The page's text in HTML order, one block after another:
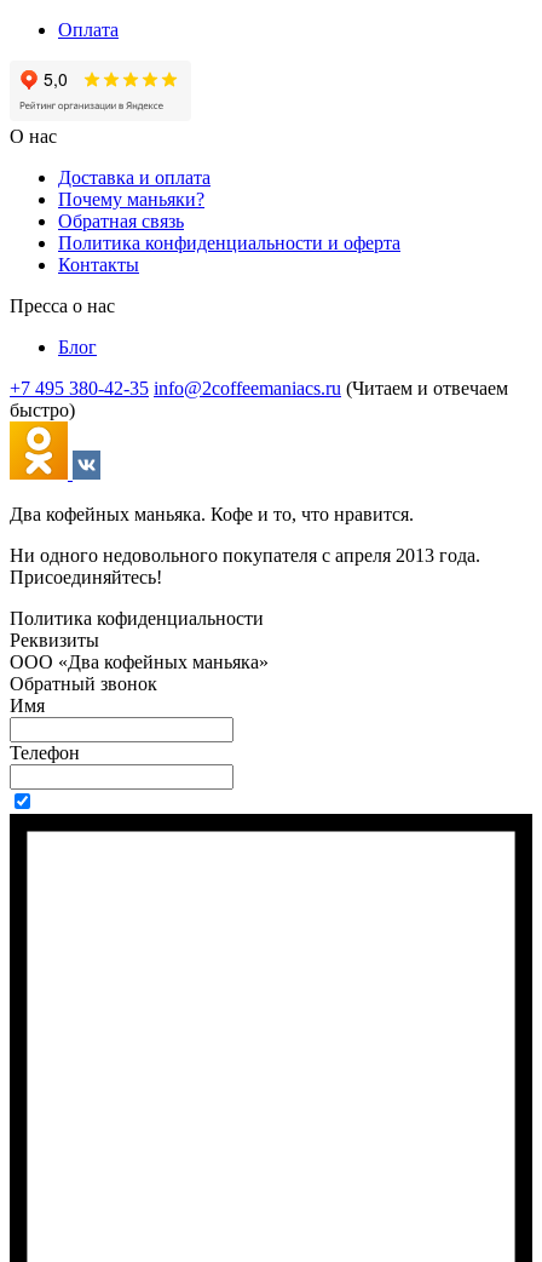
Оплата
О нас
Доставка и оплата
Почему маньяки?
Обратная связь
Политика конфиденциальности и оферта
Контакты
Пресса о нас
Блог
+7 495 380-42-35 info@2coffeemaniacs.ru (Читаем и отвечаем
быстро)
Два кофейных маньяка. Кофе и то, что нравится.
Ни одного недовольного покупателя с апреля 2013 года.
Присоединяйтесь!
Политика кофиденциальности
Реквизиты
ООО «Два кофейных маньяка»
Обратный звонок
Имя
Телефон